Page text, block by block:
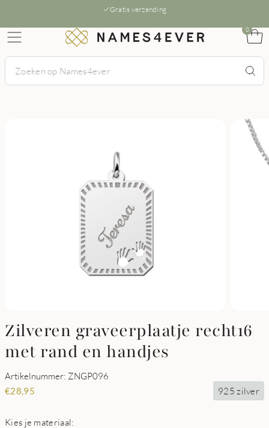
Gratis verzending
0
Zilveren graveerplaatje recht16
met rand en handjes
Artikelnummer: ZNGP096
€28,95 925 zilver
Kies je materiaal: